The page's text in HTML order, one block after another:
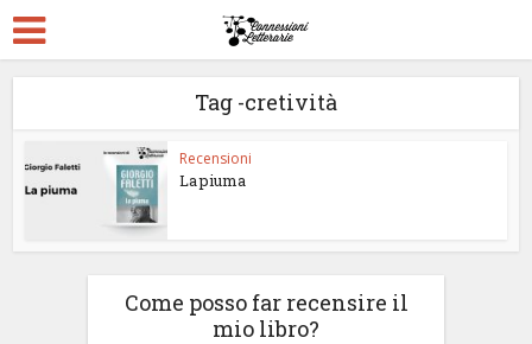
Tag -cretività
Recensioni
La piuma
Come posso far recensire il
mio libro?